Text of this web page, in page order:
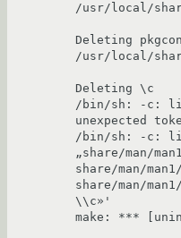
/usr/local/
Deleting
/usr/local/
Deleting \c
/bin/sh: -c:
unexpected
/bin/sh: -c:
„share/man/
share/man/
share/man/
\\c»'
make: ***